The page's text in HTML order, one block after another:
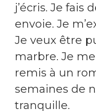
j’écris. Je fais
envoie. Je
Je veux être
marbre. Je
remis à un
semaines de
tranquille.